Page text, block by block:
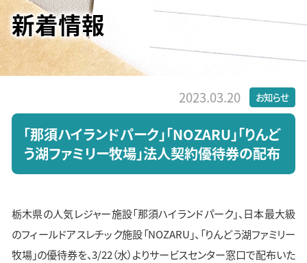
新着情報
2023.03.20 お知らせ
「那須ハイランドパーク」「NOZARU」「りんど
う湖ファミリー牧場」法人契約優待券の配布
栃木県の人気レジャー施設「那須ハイランドパーク」、日本最大級
のフィールドアスレチック施設「NOZARU」、「りんどう湖ファミリー
牧場」の優待券を、3/22（水）よりサービスセンター窓口で配布いた